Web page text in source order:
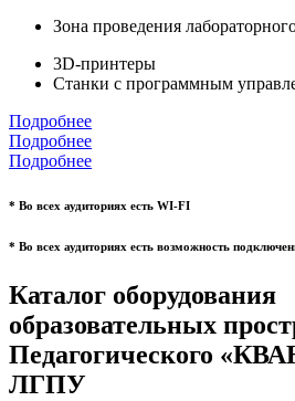
Зона проведения
3D-принтеры
Станки с программным
Подробнее
Подробнее
Подробнее
* Во всех аудиториях есть WI-FI
* Во всех аудиториях есть возможность
Каталог оборудования
образовательных
Педагогического
ЛГПУ